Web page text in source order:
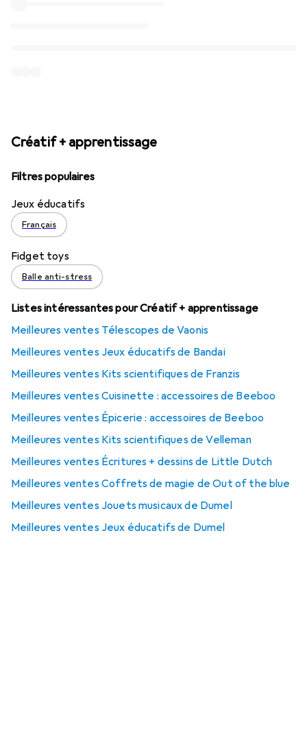
Créatif + apprentissage
Filtres populaires
Jeux éducatifs
Français
Fidget toys
Balle anti-stress
Listes intéressantes pour Créatif + apprentissage
Meilleures ventes Télescopes de Vaonis
Meilleures ventes Jeux éducatifs de Bandai
Meilleures ventes Kits scientifiques de Franzis
Meilleures ventes Cuisinette : accessoires de Beeboo
Meilleures ventes Épicerie : accessoires de Beeboo
Meilleures ventes Kits scientifiques de Velleman
Meilleures ventes Écritures + dessins de Little Dutch
Meilleures ventes Coffrets de magie de Out of the blue
Meilleures ventes Jouets musicaux de Dumel
Meilleures ventes Jeux éducatifs de Dumel